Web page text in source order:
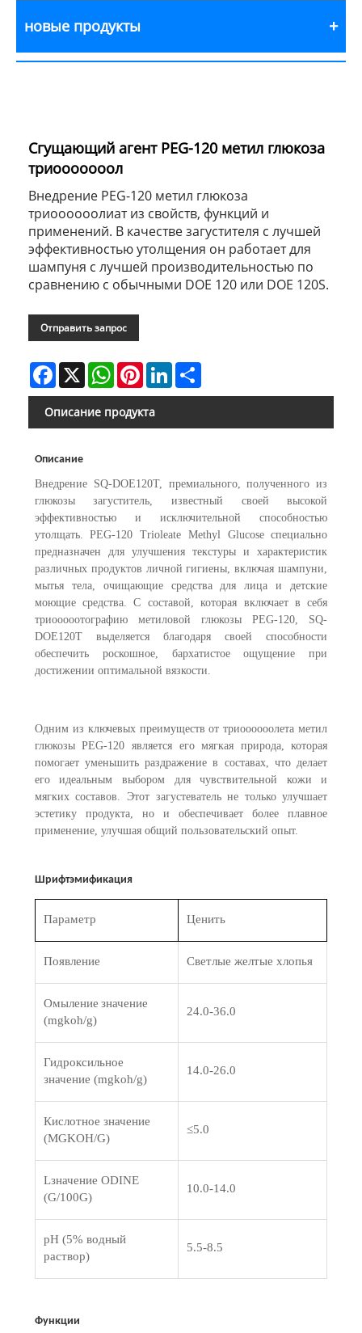
новые продукты
Сгущающий агент PEG-120 метил глюкоза
триооооооол
Внедрение PEG-120 метил глюкоза
триоооооолиат из свойств, функций и
применений. В качестве загустителя с лучшей
эффективностью утолщения он работает для
шампуня с лучшей производительностью по
сравнению с обычными DOE 120 или DOE 120S.
Отправить запрос
Facebook
X WhatsAppPinterestLinkedIn
Описание продукта
Описание
Внедрение SQ-DOE120T, премиального, полученного из
глюкозы загуститель, известный своей высокой
эффективностью и исключительной способностью
утолщать. PEG-120 Trioleate Methyl Glucose специально
предназначен для улучшения текстуры и характеристик
различных продуктов личной гигиены, включая шампуни,
мытья тела, очищающие средства для лица и детские
моющие средства. С составой, которая включает в себя
триооооотографию метиловой глюкозы PEG-120, SQ-
DOE120T выделяется благодаря своей способности
обеспечить роскошное, бархатистое ощущение при
достижении оптимальной вязкости.
Одним из ключевых преимуществ от триоооооолета метил
глюкозы PEG-120 является его мягкая природа, которая
помогает уменьшить раздражение в составах, что делает
его идеальным выбором для чувствительной кожи и
мягких составов. Этот загустеватель не только улучшает
эстетику продукта, но и обеспечивает более плавное
применение, улучшая общий пользовательский опыт.
Шрифтэмификация
Параметр Ценить
Появление Светлые желтые хлопья
Омыление значение
(mgkoh/g)
24.0-36.0
Гидроксильное
значение (mgkoh/g)
14.0-26.0
Кислотное значение
(MGKOH/G)
≤5.0
Lзначение ODINE
(G/100G)
10.0-14.0
pH (5% водный
раствор)
5.5-8.5
Функции